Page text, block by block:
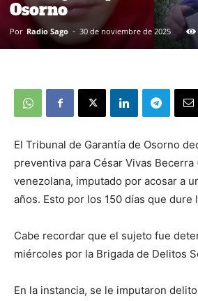
Osorno
Por Radio Sago - 30 de noviembre de 2025
El Tribunal de Garantía de Osorno
preventiva para César Vivas
venezolana, imputado por acosar a
años. Esto por los 150 días que dure
Cabe recordar que el sujeto fue
miércoles por la Brigada de Delitos
En la instancia, se le imputaron